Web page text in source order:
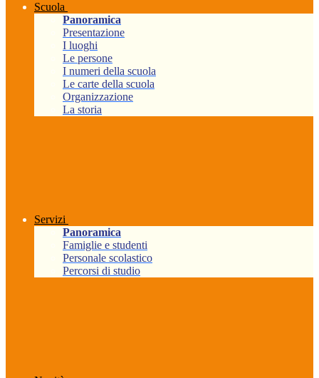
Scuola
Panoramica
Presentazione
I luoghi
Le persone
I numeri della scuola
Le carte della scuola
Organizzazione
La storia
Servizi
Panoramica
Famiglie e studenti
Personale scolastico
Percorsi di studio